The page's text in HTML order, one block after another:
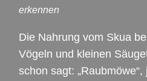
erkennen
Die Nahrung vom Skua
Vögeln und kleinen
schon sagt: